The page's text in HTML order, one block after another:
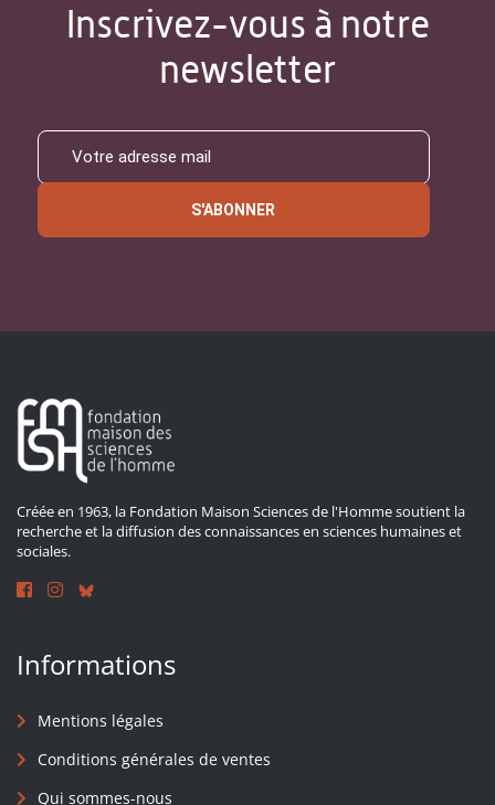
Inscrivez-vous à notre
newsletter
S'ABONNER
Créée en 1963, la Fondation Maison Sciences de l'Homme soutient la
recherche et la diffusion des connaissances en sciences humaines et
sociales.
Informations
Mentions légales
Conditions générales de ventes
Qui sommes-nous